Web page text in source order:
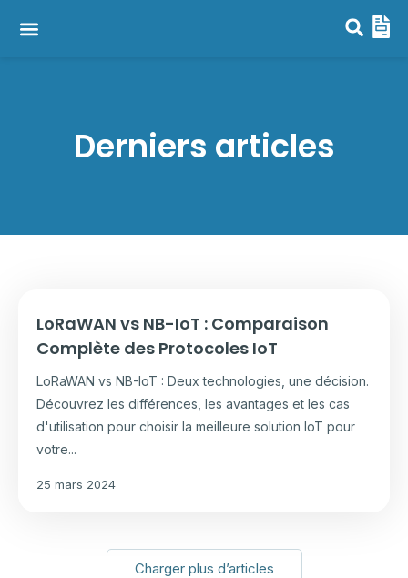
Derniers articles
LoRaWAN vs NB-IoT : Comparaison
Complète des Protocoles IoT
LoRaWAN vs NB-IoT : Deux technologies, une décision.
Découvrez les différences, les avantages et les cas
d'utilisation pour choisir la meilleure solution IoT pour
votre...
25 mars 2024
Charger plus d’articles